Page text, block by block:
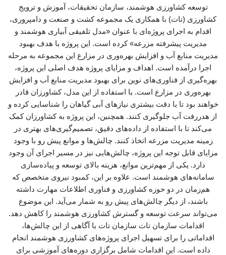
توسعه کشاورزی هوشمند، سازمان تحقیقات، آموزش و ترویج
کشاورزی (تات) با همکاری یک مجموعه کشت و صنعت و دامپروری،
اقدام به اجرای پروژه‌ای با عنوان «مدل تلفیقی آبیاری هوشمند و
مدیریت پیشرفته مزرعه» کرده است. این پروژه با هدف بهبود
مدیریت منابع آب و افزایش بهره‌وری در مزارع این مجموعه به مرحله
اجرا درآمده است. اهداف و مزایای پروژه هدف اصلی این پروژه،
بهره‌گیری از فناوری‌های نوین برای بهبود مدیریت منابع آب و افزایش
بهره‌وری در مزارع است. با استفاده از این مدل، کشاورزان قادر
خواهند بود تا با دقت بیشتری نیازهای آبی گیاهان را شناسایی کرده و
از هدررفت آب جلوگیری کنند. همچنین، این پروژه به کشاورزان کمک
می‌کند تا با استفاده از داده‌های دقیق، تصمیم‌گیری‌های بهتری در
زمینه مدیریت مزرعه اتخاذ کنند. چالش‌ها و موانع پیش رو با وجود
مزایای قابل توجه این پروژه، چالش‌هایی نیز در مسیر اجرای آن وجود
دارد. یکی از مهم‌ترین موانع، هزینه بالای توسعه و پیاده‌سازی
سامانه‌های هوشمند است. علاوه بر این، کمبود نیروی متخصص که
هم‌زمان در دو حوزه کشاورزی و فناوری اطلاعات مهارت داشته
باشند، از دیگر چالش‌های پیش رو به شمار می‌آید. این موضوع
می‌تواند سرعت توسعه و گسترش کشاورزی هوشمند را کاهش دهد.
اقدامات سازمان تات سازمان تات با آگاهی از این چالش‌ها،
اقداماتی را برای تسهیل اجرای پروژه‌های کشاورزی هوشمند انجام
داده است. این اقدامات شامل برگزاری دوره‌های آموزشی برای